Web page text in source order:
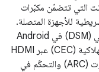
التي تتضمّن مكبّرات
للأجهزة المتصلة.
ويتوافق وضع مكبّر الصوت الشريطي الديناميكي (DSM) في Android
14 مع سمات التحكّم بالأجهزة الإلكترونية الاستهلاكية (CEC) عبر HDMI
لمكبّرات الصوت الشريطية، مثل قناة عودة الصوت (ARC) والتحكّم في